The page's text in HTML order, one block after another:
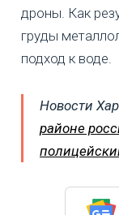
дроны. Как
груды
подход к воде.
Новости
районе